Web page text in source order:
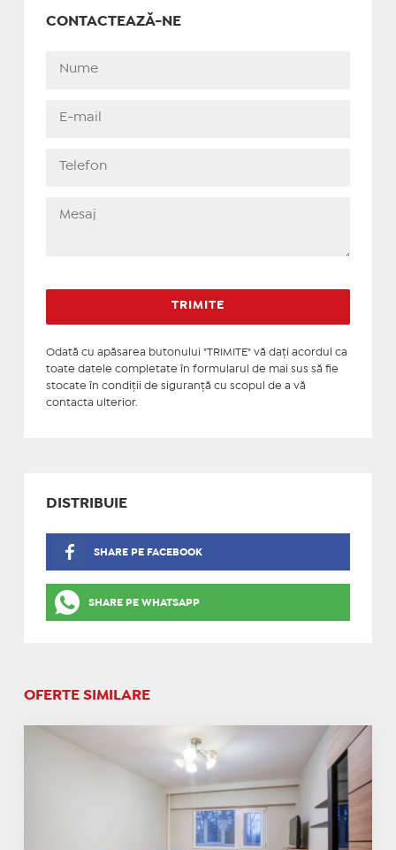
CONTACTEAZĂ-NE
Odată cu apăsarea butonului "TRIMITE" vă daţi acordul ca
toate datele completate în formularul de mai sus să fie
stocate în condiţii de siguranţă cu scopul de a vă
contacta ulterior.
DISTRIBUIE
SHARE PE FACEBOOK
SHARE PE WHATSAPP
OFERTE SIMILARE